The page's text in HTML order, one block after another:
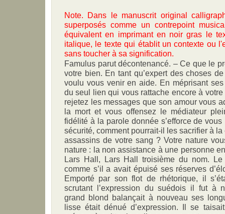
Note. Dans le manuscrit original
superposés comme un contrepoint
équivalent en imprimant en noir gras le
italique, le texte qui établit un contexte ou
sans toucher à sa signification.
Famulus parut décontenancé. – Ce que le
votre bien. En tant qu’expert des choses
voulu vous venir en aide. En méprisant
du seul lien qui vous rattache encore à
rejetez les messages que son amour vous
la mort et vous offensez le médiateur
fidélité à la parole donnée s’efforce de
sécurité, comment pourrait-il les sacrifier à
assassins de votre sang ? Votre nature
nature : la non assistance à une personne
Lars Hall, Lars Hall troisième du nom. Le
comme s’il a avait épuisé ses réserves
Emporté par son flot de rhétorique, il
scrutant l’expression du suédois il fut à
grand blond balançait à nouveau ses
lisse était dénué d’expression. Il se